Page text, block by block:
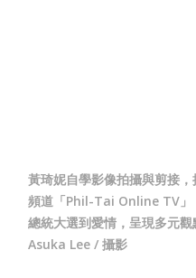
黃琦妮自學影像拍攝與剪接
頻道「Phil-Tai Online TV」
總統大選到愛情，呈現多元觀
Asuka Lee / 攝影